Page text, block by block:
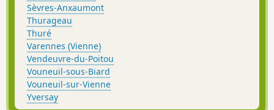
Sèvres-Anxaumont
Thurageau
Thuré
Varennes (Vienne)
Vendeuvre-du-Poitou
Vouneuil-sous-Biard
Vouneuil-sur-Vienne
Yversay